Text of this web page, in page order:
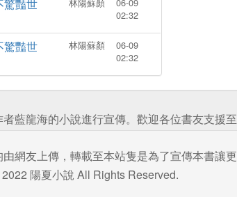
驚豔世
02:32
驚豔世
林陽蘇顏
06-09
02:32
藍龍海的小說進行宣傳。歡迎各位書友支援
網友上傳，轉載至本站隻是為了宣傳本書讓更
陽夏小說 All Rights Reserved.